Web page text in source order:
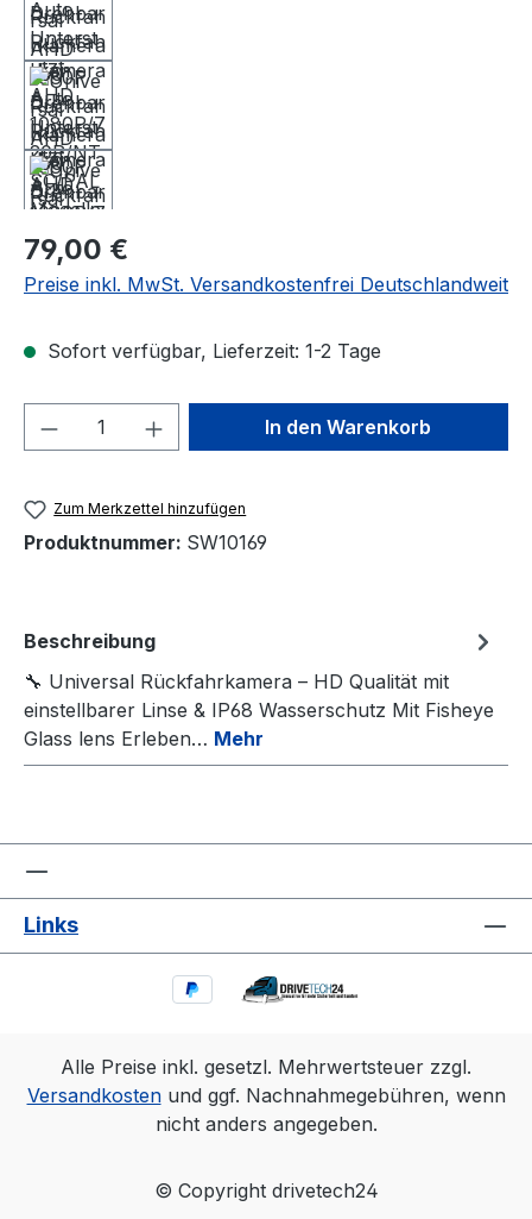
Regulärer Preis:
79,00 €
Preise inkl. MwSt. Versandkostenfrei Deutschlandweit
Sofort verfügbar, Lieferzeit: 1-2 Tage
Produkt Anzahl: Gib denIn den Warenkorb
Zum Merkzettel hinzufügen
Produktnummer: SW10169
Beschreibung
🔧 Universal Rückfahrkamera – HD Qualität mit
einstellbarer Linse & IP68 Wasserschutz Mit Fisheye
Glass lens Erleben… Mehr
Links
Alle Preise inkl. gesetzl. Mehrwertsteuer zzgl.
Versandkostenund ggf. Nachnahmegebühren, wenn
nicht anders angegeben.
© Copyright drivetech24